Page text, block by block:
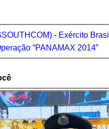
- Exército
“PANAMAX 2014”